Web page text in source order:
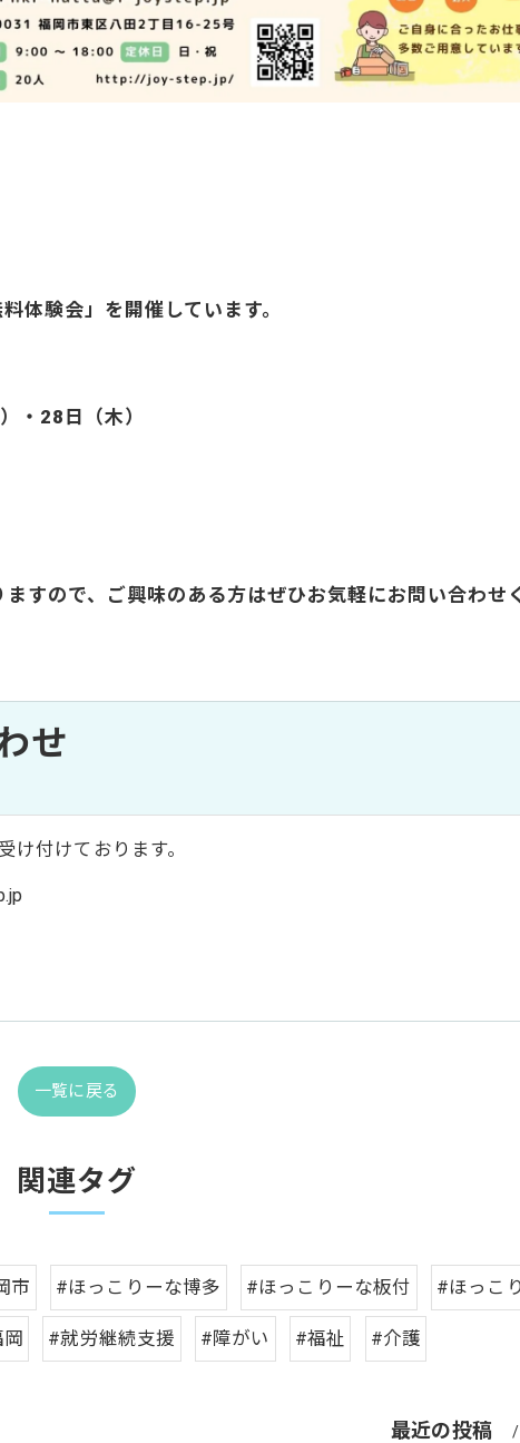
体験会」を開催しています。
・28日（木）
すので、ご興味のある方はぜひお気軽にお問い合わせ
せ
付けております。
一覧に戻る
関連タグ
市 #ほっこりーな博多 #ほっこりーな板付 #ほっこ
#就労継続支援 #障がい #福祉 #介護
最近の投稿